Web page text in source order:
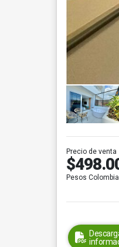
Precio de venta
Pesos